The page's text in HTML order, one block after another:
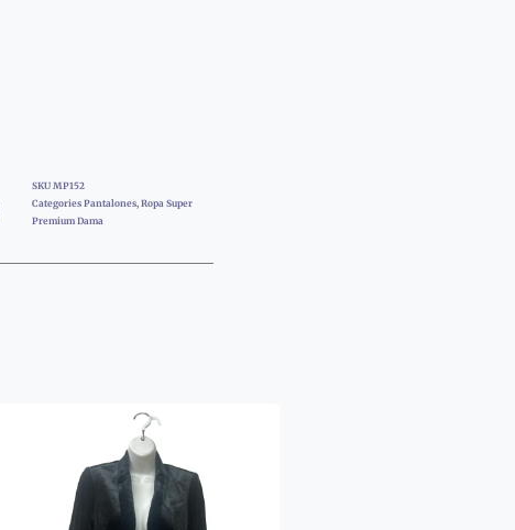
SKU MP152
Categories Pantalones, Ropa Super
Premium Dama